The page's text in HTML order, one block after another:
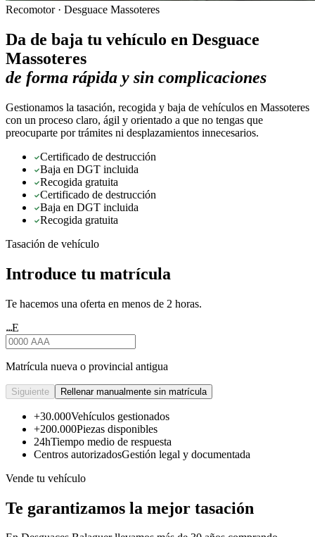
Recomotor · Desguace Massoteres
Da de baja tu vehículo en Desguace
Massoteres
de forma rápida y sin complicaciones
Gestionamos la tasación, recogida y baja de vehículos en Massoteres
con un proceso claro, ágil y orientado a que no tengas que
preocuparte por trámites ni desplazamientos innecesarios.
Certificado de destrucción
Baja en DGT incluida
Recogida gratuita
Certificado de destrucción
Baja en DGT incluida
Recogida gratuita
Tasación de vehículo
Introduce tu matrícula
Te hacemos una oferta en menos de 2 horas.
★★★E
Matrícula nueva o provincial antigua
Siguiente Rellenar manualmente sin matrícula
+30.000Vehículos gestionados
+200.000Piezas disponibles
24hTiempo medio de respuesta
Centros autorizadosGestión legal y documentada
Vende tu vehículo
Te garantizamos la mejor tasación